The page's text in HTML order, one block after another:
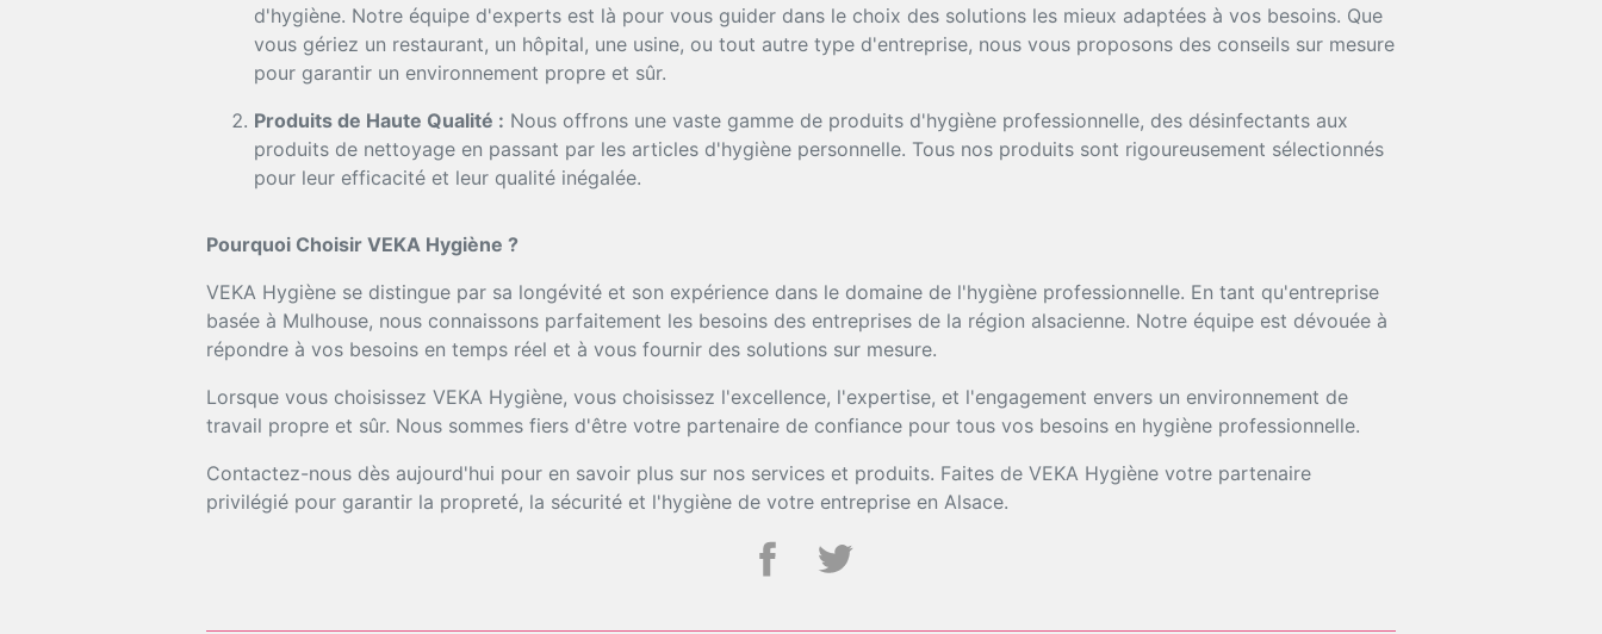
d'hygiène. Notre équipe d'experts est là pour vous guider dans le choix des solutions les mieux adaptées à vos besoins. Que
vous gériez un restaurant, un hôpital, une usine, ou tout autre type d'entreprise, nous vous proposons des conseils sur mesure
pour garantir un environnement propre et sûr.
Produits de Haute Qualité : Nous offrons une vaste gamme de produits d'hygiène professionnelle, des désinfectants aux
produits de nettoyage en passant par les articles d'hygiène personnelle. Tous nos produits sont rigoureusement sélectionnés
pour leur efficacité et leur qualité inégalée.
Pourquoi Choisir VEKA Hygiène ?
VEKA Hygiène se distingue par sa longévité et son expérience dans le domaine de l'hygiène professionnelle. En tant qu'entreprise
basée à Mulhouse, nous connaissons parfaitement les besoins des entreprises de la région alsacienne. Notre équipe est dévouée à
répondre à vos besoins en temps réel et à vous fournir des solutions sur mesure.
Lorsque vous choisissez VEKA Hygiène, vous choisissez l'excellence, l'expertise, et l'engagement envers un environnement de
travail propre et sûr. Nous sommes fiers d'être votre partenaire de confiance pour tous vos besoins en hygiène professionnelle.
Contactez-nous dès aujourd'hui pour en savoir plus sur nos services et produits. Faites de VEKA Hygiène votre partenaire
privilégié pour garantir la propreté, la sécurité et l'hygiène de votre entreprise en Alsace.